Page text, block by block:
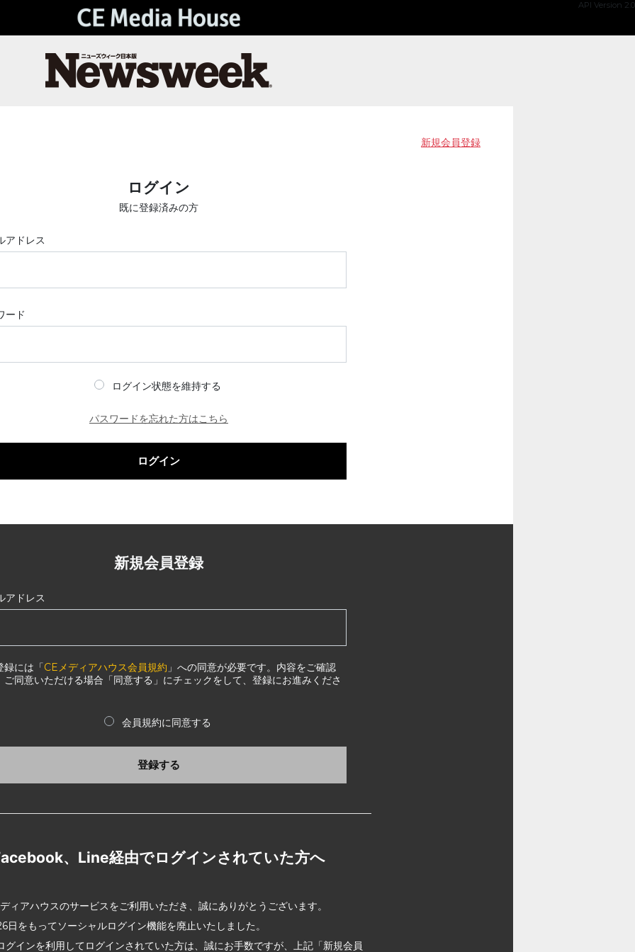
API Version 2.0
新規会員登録
ログイン
既に登録済みの方
アドレス
ード
ログイン状態を維持する
パスワードを忘れた方はこちら
ログイン
新規会員登録
アドレス
録には「CEメディアハウス会員規約 」への同意が必要です。内容をご確認
ご同意いただける場合「同意する」にチェックをして、登録にお進みくださ
会員規約に同意する
登録する
、Line経由でログインされていた方へ
ィアハウスのサービスをご利用いただき、誠にありがとうございます。
日をもってソーシャルログイン機能を廃止いたしました。
グインを利用してログインされていた方は、誠にお手数ですが、上記「新規会員